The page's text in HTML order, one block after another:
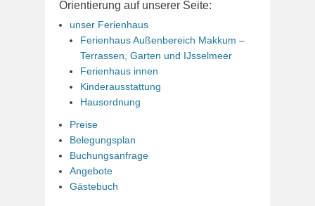
Orientierung auf unserer Seite:
unser Ferienhaus
Ferienhaus Außenbereich Makkum –
Terrassen, Garten und IJsselmeer
Ferienhaus innen
Kinderausstattung
Hausordnung
Preise
Belegungsplan
Buchungsanfrage
Angebote
Gästebuch